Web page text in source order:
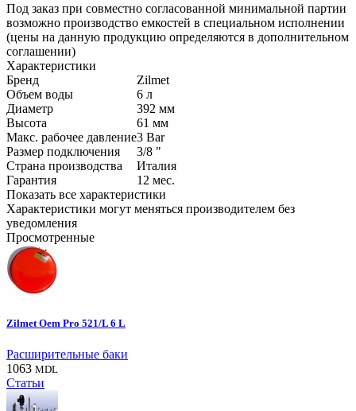
Под заказ при совместно согласованной минимальной партии
возможно производство емкостей в специальном исполнении
(цены на данную продукцию определяются в дополнительном
соглашении)
Характеристики
Бренд
Zilmet
Объем воды
6 л
Диаметр
392 мм
Высота
61 мм
Макс. рабочее давление3 Bar
Размер подключения
3/8 "
Страна производства
Италия
Гарантия
12 мес.
Показать все характеристики
Характеристики могут меняться производителем без
уведомления
Просмотренные
Zilmet Oem Pro 521/L 6 L
Расширительные баки
1063 MDL
Статьи